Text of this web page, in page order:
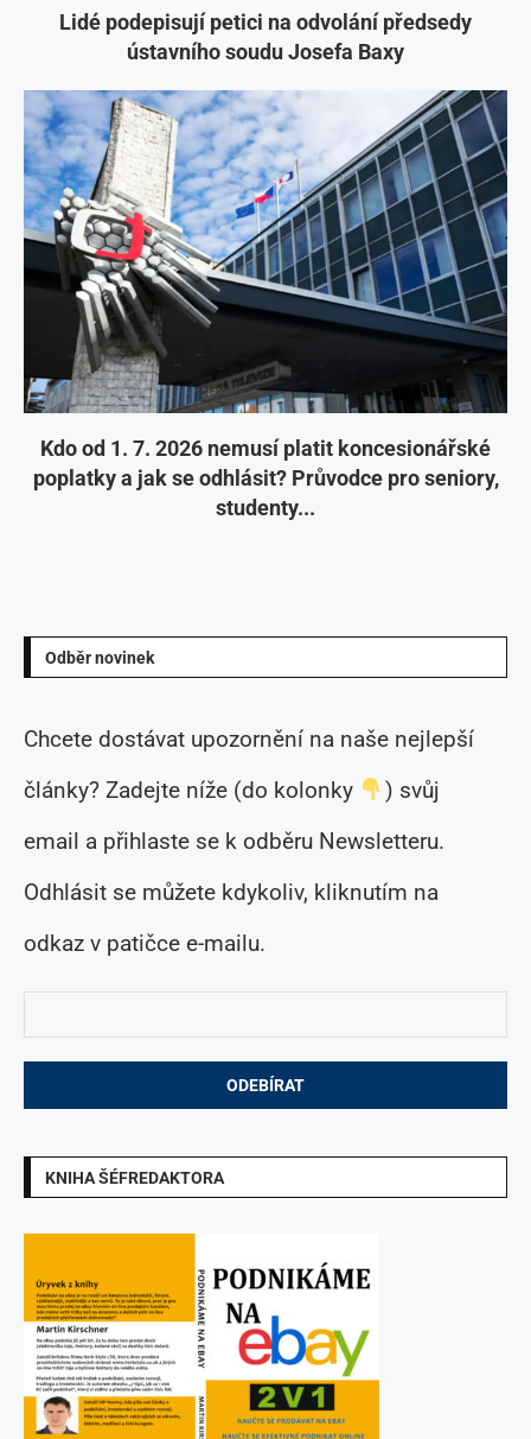
Lidé podepisují petici na odvolání předsedy
ústavního soudu Josefa Baxy
Kdo od 1. 7. 2026 nemusí platit koncesionářské
poplatky a jak se odhlásit? Průvodce pro seniory,
studenty...
Odběr novinek
Chcete dostávat upozornění na naše nejlepší
články? Zadejte níže (do kolonky
) svůj
email a přihlaste se k odběru Newsletteru.
Odhlásit se můžete kdykoliv, kliknutím na
odkaz v patičce e-mailu.
KNIHA ŠÉFREDAKTORA